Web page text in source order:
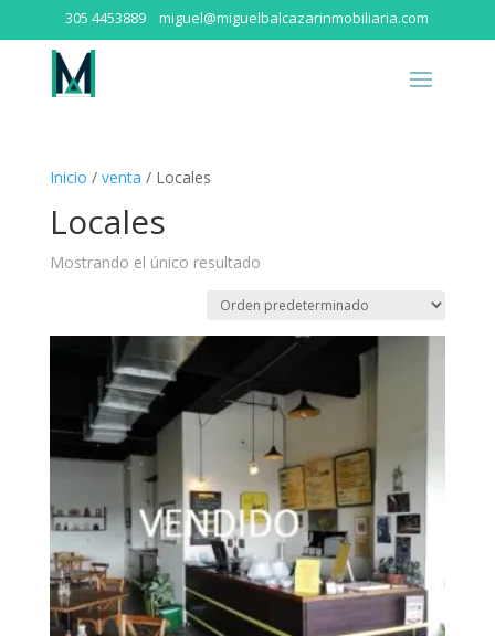
305 4453889miguel@miguelbalcazarinmobiliaria.com
Inicio / venta / Locales
Locales
Mostrando el único resultado